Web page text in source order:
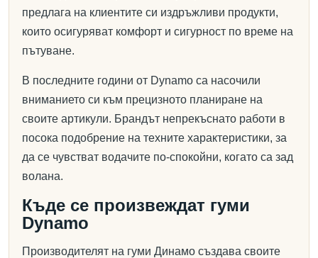
предлага на клиентите си издръжливи продукти,
които осигуряват комфорт и сигурност по време на
пътуване.
В последните години от Dynamo са насочили
вниманието си към прецизното планиране на
своите артикули. Брандът непрекъснато работи в
посока подобрение на техните характеристики, за
да се чувстват водачите по-спокойни, когато са зад
волана.
Къде се произвеждат гуми
Dynamo
Производителят на гуми Динамо създава своите